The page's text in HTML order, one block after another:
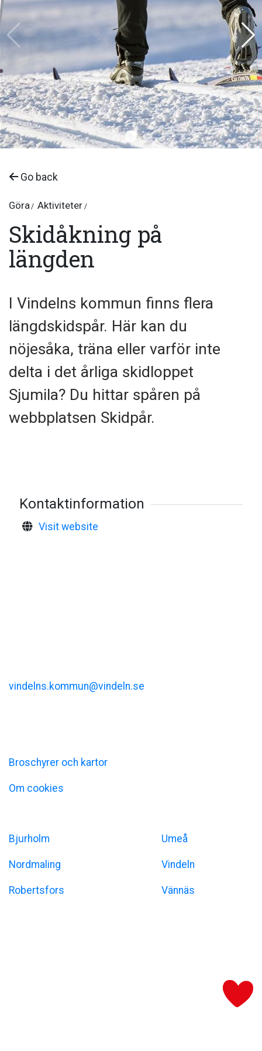
Go back
Göra Aktiviteter
Skidåkning på
längden
I Vindelns kommun finns flera
längdskidspår. Här kan du
nöjesåka, träna eller varför inte
delta i det årliga skidloppet
Sjumila? Du hittar spåren på
webbplatsen Skidpår.
Kontaktinformation
Visit website
vindelns.kommun@vindeln.se
Broschyrer och kartor
Om cookies
Bjurholm
Nordmaling
Robertsfors
Umeå
Vindeln
Vännäs